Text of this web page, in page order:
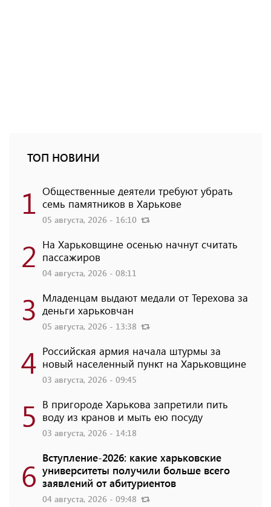
ТОП НОВИНИ
1 Общественные деятели требуют убрать
семь памятников в Харькове
05 августа, 2026 - 16:10
2 На Харьковщине осенью начнут считать
пассажиров
04 августа, 2026 - 08:11
3 Младенцам выдают медали от Терехова за
деньги харьковчан
05 августа, 2026 - 13:38
4 Российская армия начала штурмы за
новый населенный пункт на Харьковщине
03 августа, 2026 - 09:45
5 В пригороде Харькова запретили пить
воду из кранов и мыть ею посуду
03 августа, 2026 - 14:18
6 Вступление-2026: какие харьковские
университеты получили больше всего
заявлений от абитуриентов
04 августа, 2026 - 09:48